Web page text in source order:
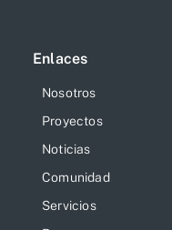
Enlaces
Nosotros
Proyectos
Noticias
Comunidad
Servicios